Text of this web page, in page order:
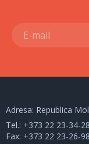
Adresa: Republica
Tel.: +373 22 23-34-28
Fax: +373 22 23-26-98